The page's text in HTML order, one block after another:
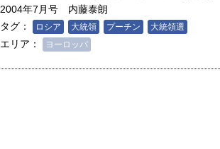
2004年7月号
内藤泰朗
タグ：
ロシア 大統領 プーチン 大統領選
エリア： ヨーロッパ